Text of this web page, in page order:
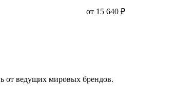
от 15 640 ₽
от ведущих мировых брендов.